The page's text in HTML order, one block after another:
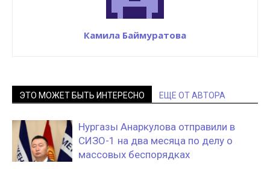
Камила Баймуратова
ЭТО МОЖЕТ БЫТЬ ИНТЕРЕСНО ЕЩЕ ОТ АВТОРА
Нургазы Анаркулова отправили в
СИЗО-1 на два месяца по делу о
массовых беспорядках